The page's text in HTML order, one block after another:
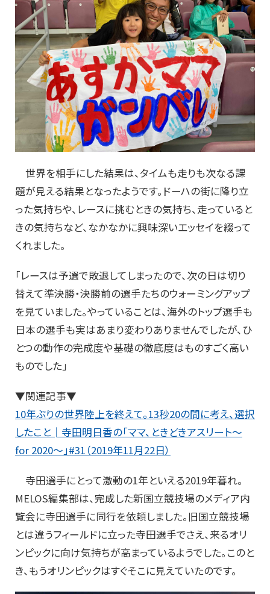
世界を相手にした結果は、タイムも走りも次なる課
題が見える結果となったようです。ドーハの街に降り立
った気持ちや、レースに挑むときの気持ち、走っていると
きの気持ちなど、なかなかに興味深いエッセイを綴って
くれました。
「レースは予選で敗退してしまったので、次の日は切り
替えて準決勝・決勝前の選手たちのウォーミングアップ
を見ていました。やっていることは、海外のトップ選手も
日本の選手も実はあまり変わりありませんでしたが、ひ
とつの動作の完成度や基礎の徹底度はものすごく高い
ものでした」
▼関連記事▼
10年ぶりの世界陸上を終えて。13秒20の間に考え、選択
したこと│寺田明日香の「ママ、ときどきアスリート～
for 2020～」#31（2019年11月22日）
寺田選手にとって激動の1年といえる2019年暮れ。
MELOS編集部は、完成した新国立競技場のメディア内
覧会に寺田選手に同行を依頼しました。旧国立競技場
とは違うフィールドに立った寺田選手でさえ、来るオリ
ンピックに向け気持ちが高まっているようでした。このと
き、もうオリンピックはすぐそこに見えていたのです。